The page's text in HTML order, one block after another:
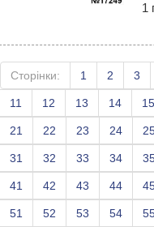
1
Сторінки: 1 2 3
11 12 13 14 15
21 22 23 24
31 32 33 34
41 42 43 44
51 52 53 54